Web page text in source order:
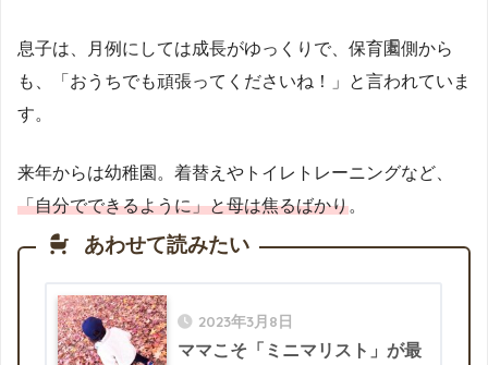
息子は、月例にしては成長がゆっくりで、保育園側から
も、「おうちでも頑張ってくださいね！」と言われていま
す。
来年からは幼稚園。着替えやトイレトレーニングなど、
「自分でできるように」と母は焦るばかり。
あわせて読みたい
2023年3月8日
ママこそ「ミニマリスト」が最